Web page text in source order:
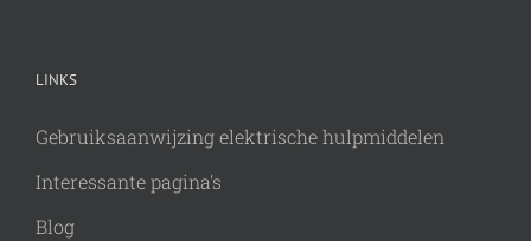
LINKS
Gebruiksaanwijzing elektrische hulpmiddelen
Interessante pagina's
Blog